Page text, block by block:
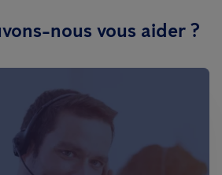
nous vous aider ?